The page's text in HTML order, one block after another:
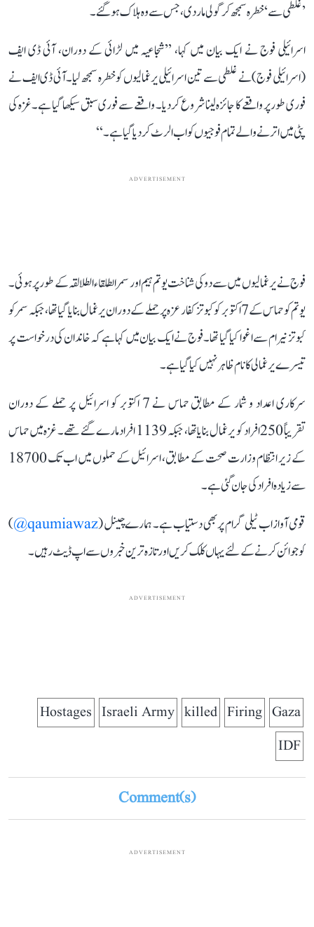
’غلطی سے‘ خطرہ سمجھ کر گولی مار دی، جس سے وہ ہلاک ہو گئے۔
اسرائیلی فوج نے ایک بیان میں کہا، ’’شجاعیہ میں لڑائی کے دوران، آئی ڈی ایف
(اسرائیلی فوج) نے غلطی سے تین اسرائیلی یرغمالیوں کو خطرہ سمجھ لیا۔ آئی ڈی ایف نے
فوری طور پر واقعے کا جائزہ لینا شروع کر دیا۔ واقعے سے فوری سبق سیکھا گیا ہے۔ غزہ کی
پٹی میں اترنے والے تمام فوجیوں کو اب الرٹ کر دیا گیا ہے۔‘‘
ADVERTISEMENT
فوج نے یرغمالیوں میں سے دو کی شناخت یوتم ہیم اور سمر الطلقاء الطلالقہ کے طور پر ہوئی۔
یوتم کو حماس کے 7 اکتوبر کو کبوتز کفار عزہ پر حملے کے دوران یرغمال بنایا گیا تھا، جبکہ سمر کو
کبوتز نیر ام سے اغوا کیا گیا تھا۔ فوج نے ایک بیان میں کہا ہے کہ خاندان کی درخواست پر
تیسرے یرغمالی کا نام ظاہر نہیں کیا گیا ہے۔
سرکاری اعداد و شمار کے مطابق حماس نے 7 اکتوبر کو اسرائیل پر حملے کے دوران
تقریباً 250 افراد کو یرغمال بنایا تھا، جبکہ 1139 افراد مارے گئے تھے۔ غزہ میں حماس
کے زیر انتظام وزارت صحت کے مطابق، اسرائیل کے حملوں میں اب تک 18700
سے زیادہ افراد کی جان گئی ہے۔
قومی آواز اب ٹیلی گرام پر بھی دستیاب ہے۔ ہمارے چینل (qaumiawaz@
)
کو جوائن کرنے کے لئے یہاں کلک کریں اور تازہ ترین خبروں سے اپ ڈیٹ رہیں۔
ADVERTISEMENT
Gaza
Firing
killed
Israeli Army
Hostages
IDF
Comment(s)
ADVERTISEMENT